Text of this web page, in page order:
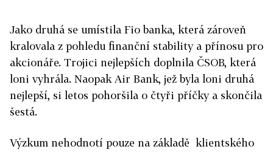
Jako druhá se umístila Fio banka, která zároveň
kralovala z pohledu finanční stability a přínosu pro
akcionáře. Trojici nejlepších doplnila ČSOB, která
loni vyhrála. Naopak Air Bank, jež byla loni druhá
nejlepší, si letos pohoršila o čtyři příčky a skončila
šestá.
Výzkum nehodnotí pouze na základě klientského